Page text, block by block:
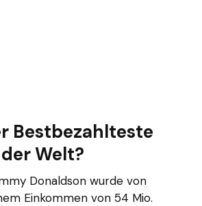
Bestbezahlteste
Welt?
Donaldson wurde von
Einkommen von 54 Mio.